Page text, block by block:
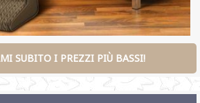
SUBITO I PREZZI PIÙ BASSI!